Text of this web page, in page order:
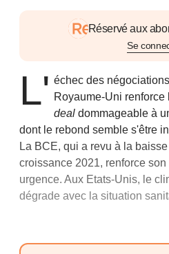
Réservé aux
Se
L' échec des
Royaume-Uni
deal dommageable à
dont le rebond semble s'être
La BCE, qui a revu à la
croissance 2021, renforce
urgence. Aux Etats-Unis, le
dégrade avec la situation